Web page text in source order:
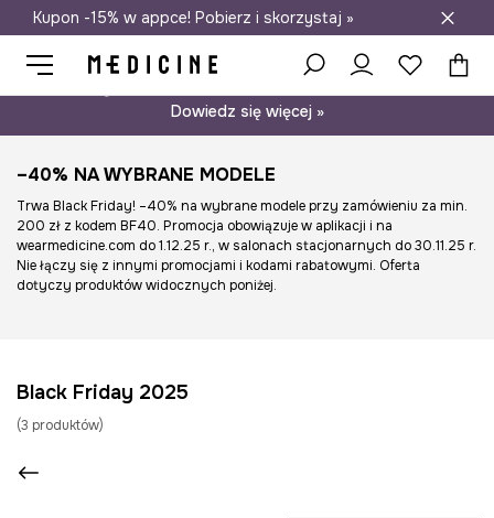
Darmowa dostawa do salonów
Kupon -15% w appce! Pobierz i skorzystaj »
Dowiedz się więcej »
–40% NA WYBRANE MODELE
Trwa Black Friday! –40% na wybrane modele przy zamówieniu za min.
200 zł z kodem BF40. Promocja obowiązuje w aplikacji i na
wearmedicine.com do 1.12.25 r., w salonach stacjonarnych do 30.11.25 r.
Nie łączy się z innymi promocjami i kodami rabatowymi. Oferta
dotyczy produktów widocznych poniżej.
Black Friday 2025
(3 produktów)